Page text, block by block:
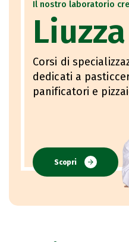
Il nostro laboratorio
Corsi di
dedicati a
panificatori e
Scopri